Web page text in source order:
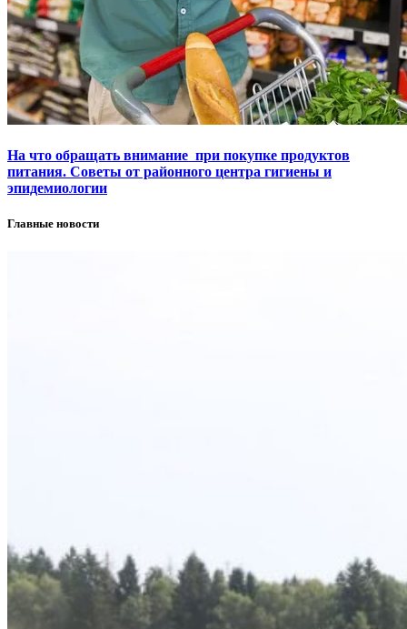
На что обращать внимание при покупке продуктов
питания. Советы от районного центра гигиены и
эпидемиологии
Главные новости